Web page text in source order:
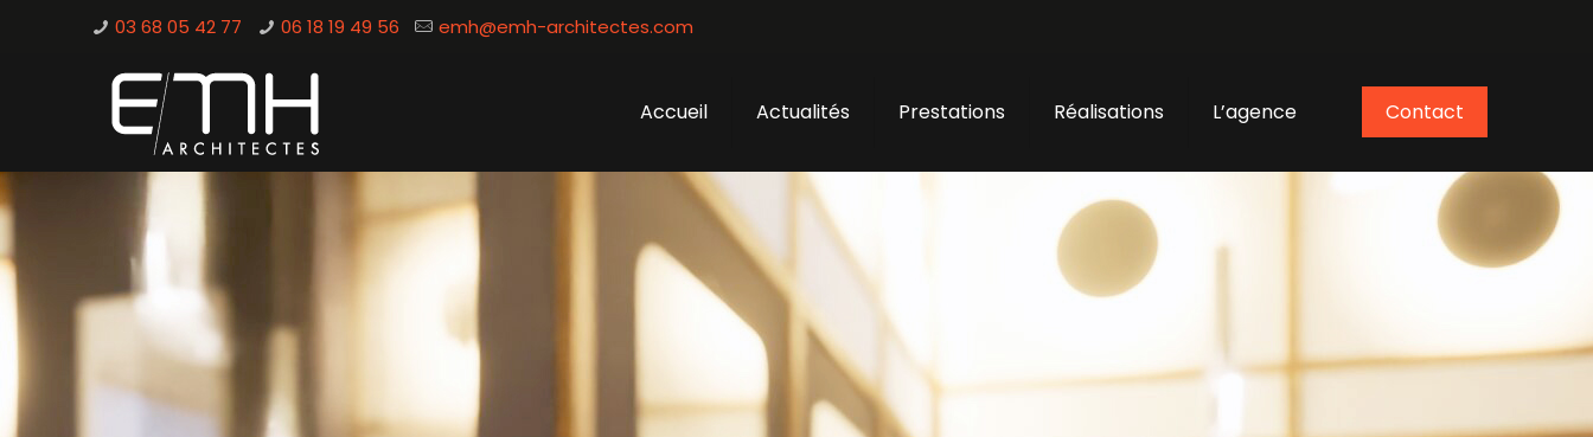
03 68 05 42 77 06 18 19 49 56 emh@emh-architectes.com
Accueil Actualités Prestations Réalisations L’agence Contact